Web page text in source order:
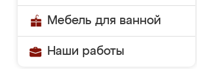
Мебель для ванной
Наши работы